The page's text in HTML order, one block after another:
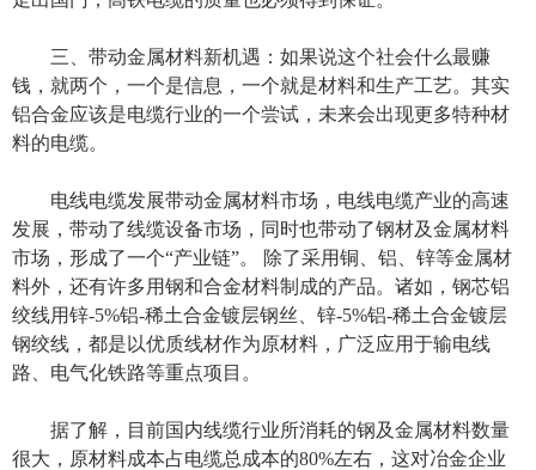
三、带动金属材料新机遇：如果说这个社会什么最赚
钱，就两个，一个是信息，一个就是材料和生产工艺。其实
铝合金应该是电缆行业的一个尝试，未来会出现更多特种材
料的电缆。
电线电缆发展带动金属材料市场，电线电缆产业的高速
发展，带动了线缆设备市场，同时也带动了钢材及金属材料
市场，形成了一个“产业链”。 除了采用铜、铝、锌等金属材
料外，还有许多用钢和合金材料制成的产品。诸如，钢芯铝
绞线用锌-5%铝-稀土合金镀层钢丝、锌-5%铝-稀土合金镀层
钢绞线，都是以优质线材作为原材料，广泛应用于输电线
路、电气化铁路等重点项目。
据了解，目前国内线缆行业所消耗的钢及金属材料数量
很大，原材料成本占电缆总成本的80%左右，这对冶金企业